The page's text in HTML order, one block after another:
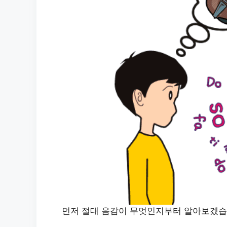
먼저 절대 음감이 무엇인지부터 알아보겠